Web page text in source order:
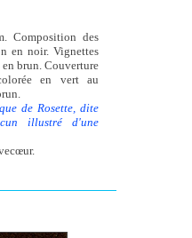
Composition des
en noir. Vignettes
brun. Couverture
en vert au
de Rosette, dite
illustré d'une